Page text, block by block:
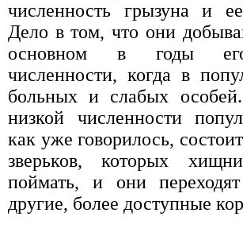
численность грызуна и
Дело в том, что они
основном в годы
численности, когда в
больных и слабых
низкой численности
как уже говорилось,
зверьков, которых
поймать, и они
другие, более доступные